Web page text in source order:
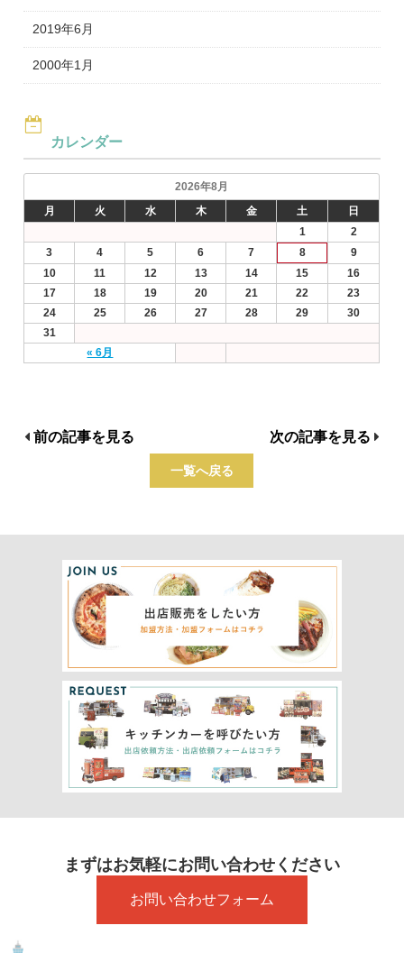
2019年6月
2000年1月
カレンダー
2026年8月
月
火 水 木 金 土 日
« 6月
1
2
3
4 5 6 7 8
9
10
11 12 13 14 15
16
17
18 19 20 21 22
23
24
25 26 27 28 29
30
31
前の記事を見る
一覧へ戻る
次の記事を見る
まずはお気軽にお問い合わせください
お問い合わせフォーム